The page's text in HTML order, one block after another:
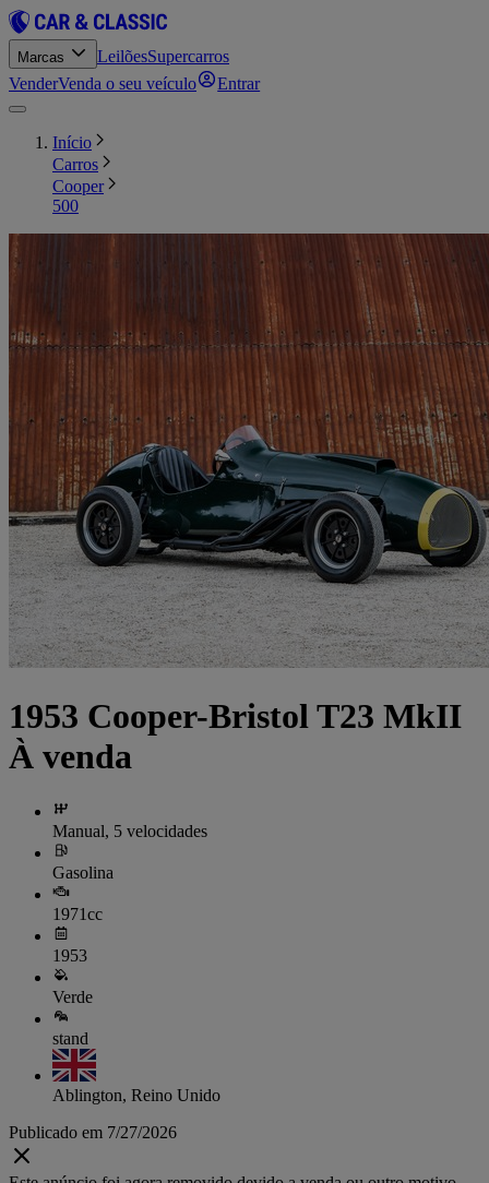
Marcas LeilõesSupercarros
VenderVenda o seu veículo Entrar
Início
Carros
Cooper
500
1953 Cooper-Bristol T23 MkII
À venda
Manual, 5 velocidades
Gasolina
1971cc
1953
Verde
stand
Ablington, Reino Unido
Publicado em 7/27/2026